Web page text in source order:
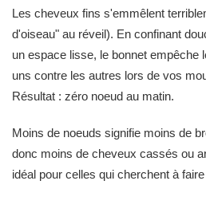
Les cheveux fins s'emmêlent
d'oiseau" au réveil). En confinant
un espace lisse, le bonnet empêche
uns contre les autres lors de vos
Résultat : zéro noeud au matin.
Moins de noeuds signifie moins de
donc moins de cheveux cassés ou
idéal pour celles qui cherchent à